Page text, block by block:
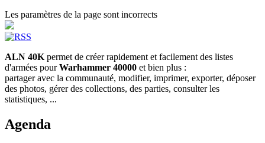
Les paramètres de la page sont incorrects
ALN 40K permet de créer rapidement et facilement des listes
d'armées pourWarhammer 40000 et bien plus :
partager avec la communauté, modifier, imprimer, exporter, déposer
des photos, gérer des collections, des parties, consulter les
statistiques, ...
Agenda